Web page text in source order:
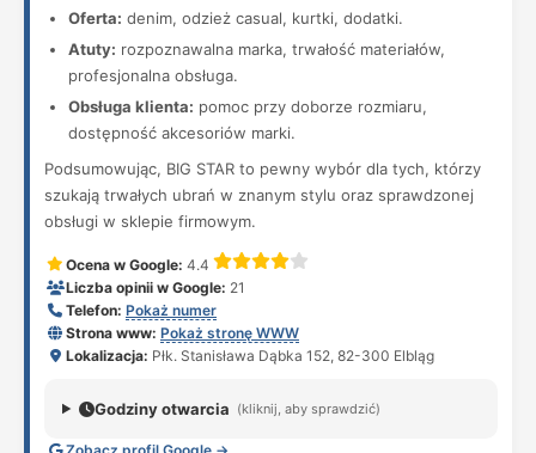
Oferta: denim, odzież casual, kurtki, dodatki.
Atuty: rozpoznawalna marka, trwałość materiałów,
profesjonalna obsługa.
Obsługa klienta: pomoc przy doborze rozmiaru,
dostępność akcesoriów marki.
Podsumowując, BIG STAR to pewny wybór dla tych, którzy
szukają trwałych ubrań w znanym stylu oraz sprawdzonej
obsługi w sklepie firmowym.
Ocena w Google: 4.4
Liczba opinii w Google: 21
Telefon: Pokaż numer
Strona www: Pokaż stronę WWW
Lokalizacja: Płk. Stanisława Dąbka 152, 82-300 Elbląg
Godziny otwarcia (kliknij, aby sprawdzić)